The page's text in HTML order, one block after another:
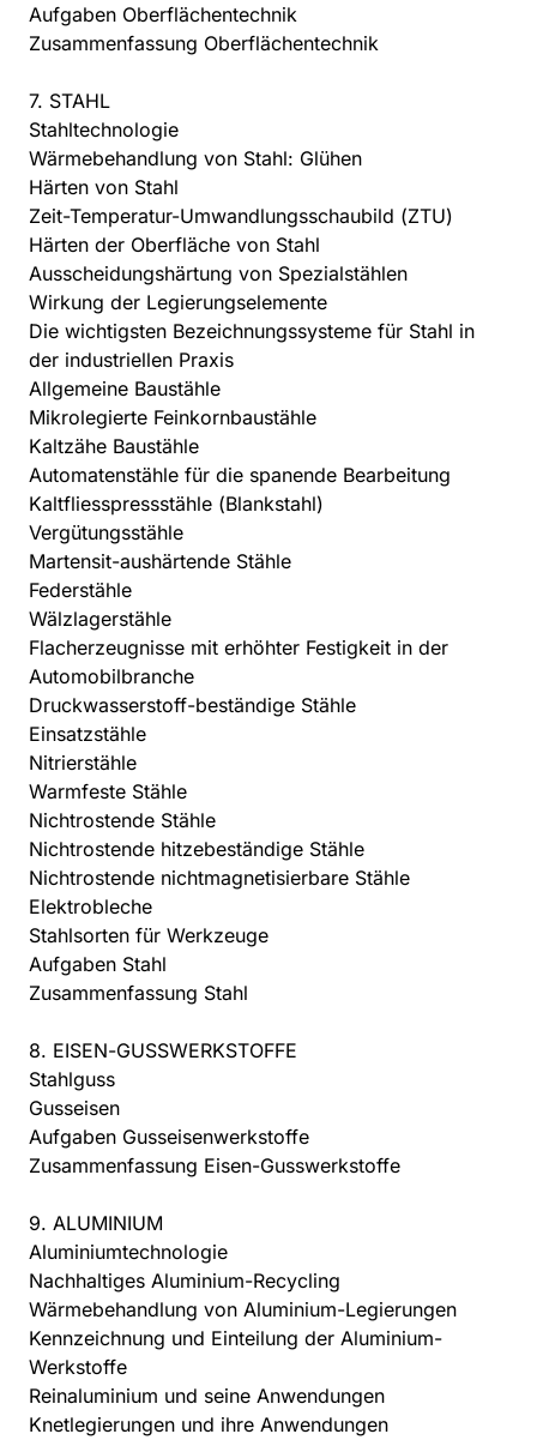
Aufgaben Oberflächentechnik
Zusammenfassung Oberflächentechnik
7. STAHL
Stahltechnologie
Wärmebehandlung von Stahl: Glühen
Härten von Stahl
Zeit-Temperatur-Umwandlungsschaubild (ZTU)
Härten der Oberfläche von Stahl
Ausscheidungshärtung von Spezialstählen
Wirkung der Legierungselemente
Die wichtigsten Bezeichnungssysteme für Stahl in
der industriellen Praxis
Allgemeine Baustähle
Mikrolegierte Feinkornbaustähle
Kaltzähe Baustähle
Automatenstähle für die spanende Bearbeitung
Kaltfliesspressstähle (Blankstahl)
Vergütungsstähle
Martensit-aushärtende Stähle
Federstähle
Wälzlagerstähle
Flacherzeugnisse mit erhöhter Festigkeit in der
Automobilbranche
Druckwasserstoff-beständige Stähle
Einsatzstähle
Nitrierstähle
Warmfeste Stähle
Nichtrostende Stähle
Nichtrostende hitzebeständige Stähle
Nichtrostende nichtmagnetisierbare Stähle
Elektrobleche
Stahlsorten für Werkzeuge
Aufgaben Stahl
Zusammenfassung Stahl
8. EISEN-GUSSWERKSTOFFE
Stahlguss
Gusseisen
Aufgaben Gusseisenwerkstoffe
Zusammenfassung Eisen-Gusswerkstoffe
9. ALUMINIUM
Aluminiumtechnologie
Nachhaltiges Aluminium-Recycling
Wärmebehandlung von Aluminium-Legierungen
Kennzeichnung und Einteilung der Aluminium-
Werkstoffe
Reinaluminium und seine Anwendungen
Knetlegierungen und ihre Anwendungen